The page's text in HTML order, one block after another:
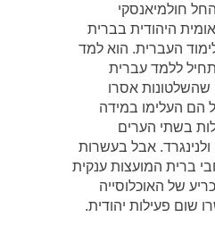
בסוף שנות ה-1970 החל חולמיאנסקי
היהודית בברית
העברית. הוא למד
משנת 1979 התחיל ללמד עברית
אסרו
הם העלימו במידה
בשתי הערים
אבל בעשרות
ברית המועצות ענקית
של האוכלוסייה
שום פעילות יהודית.